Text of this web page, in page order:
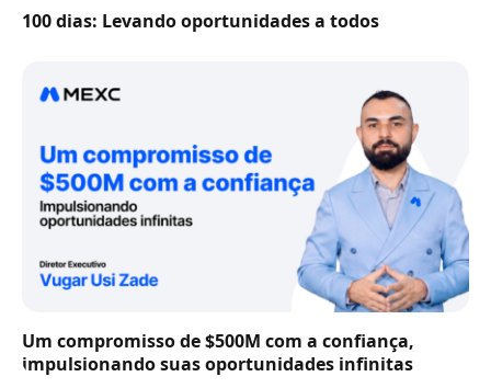
100 dias: Levando oportunidades a todos
Um compromisso de $500M com a confiança,
impulsionando suas oportunidades infinitas